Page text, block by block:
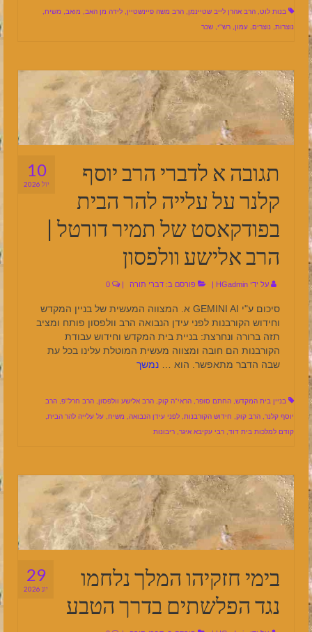
בנות לוט הרב אהרן לייב שטיינמן הרב משה פיינשטיין לידה מן האב מואב משיח
נוצרות
נוצרים עמון רש"י שכר
10
יול 2026
תגובה א לדברי הרב יוסף
קלנר על עלייה להר הבית
בפודקאסט של תמיר דורטל |
הרב אלישע וולפסון
על ידי HGadmin
| פורסם ב: דברי תורה |
סיכום ע"י GEMINI AI א. המצווה המעשית של בניין המקדש
וחידוש הקורבנות לפני עידן הנבואה הרב וולפסון פותח ומציב
תזה ברורה ונחרצת: בניית בית המקדש וחידוש עבודת
הקורבנות הם חובה ומצווה מעשית המוטלת עלינו בכל עת
שבה הדבר מתאפשר. הוא … נמשך
בניין בית המקדש החתם סופר הראי"ה קוק הרב אלישע וולפסון הרב חרל"פ הרב
יוסף קלנר הרב קוק חידוש הקורבנות לפני עידן הנבואה משיח על עלייה להר הבית
קודם למלכות בית דוד רבי עקיבא איגר ריבונות
29
יונ 2026
בימי חזקיהו המלך נלחמו
נגד הפלשתים בדרך הטבע